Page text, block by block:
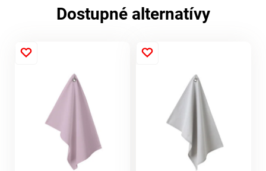
Dostupné alternatívy